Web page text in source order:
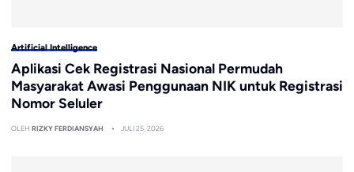
Artificial Intelligence
Aplikasi Cek Registrasi Nasional Permudah
Masyarakat Awasi Penggunaan NIK untuk Registrasi
Nomor Seluler
OLEH RIZKY FERDIANSYAH JULI 25, 2026